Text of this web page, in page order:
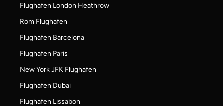
Flughafen London Heathrow
Rom Flughafen
Flughafen Barcelona
Flughafen Paris
New York JFK Flughafen
Flughafen Dubai
Flughafen Lissabon